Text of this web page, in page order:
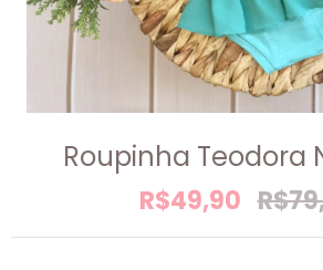
Roupinha Teodora
R$49,90